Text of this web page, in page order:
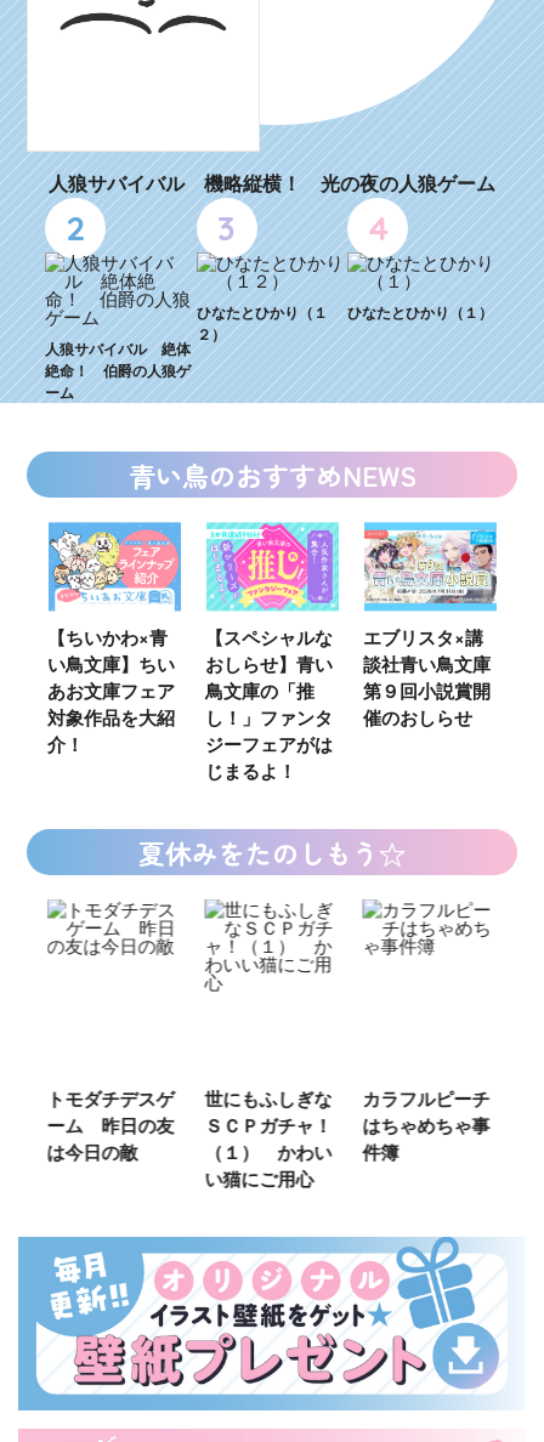
人狼サバイバル 機略縦横！ 光の夜の人狼ゲーム
2
人狼サバイバル 絶体
絶命！ 伯爵の人狼ゲ
ーム
3
ひなたとひかり（１
２）
4
ひなたとひかり（１）
青い鳥のおすすめNEWS
【ちいかわ×青
い鳥文庫】ちい
あお文庫フェア
対象作品を大紹
介！
【スペシャルな
おしらせ】青い
鳥文庫の「推
し！」ファンタ
ジーフェアがは
じまるよ！
エブリスタ×講
談社青い鳥文庫
第９回小説賞開
催のおしらせ
夏休みをたのしもう☆
トモダチデスゲ
ーム 昨日の友
は今日の敵
世にもふしぎな
ＳＣＰガチャ！
（１） かわい
い猫にご用心
カラフルピーチ
はちゃめちゃ事
件簿